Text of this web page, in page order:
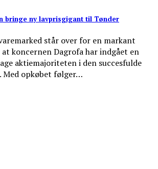
bringe ny lavprisgigant til Tønder
står over for en markant
koncernen Dagrofa har indgået en
aktiemajoriteten i den succesfulde
Med opkøbet følger…